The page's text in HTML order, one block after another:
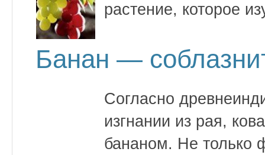
растение, которое
Банан —
Согласно
изгнании из рая,
бананом. Не только